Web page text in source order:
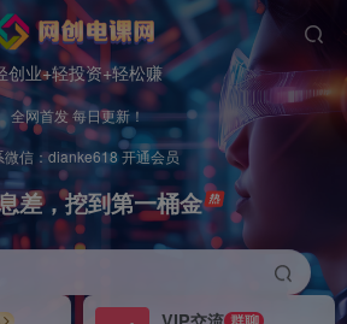
创业+轻投资+轻松赚
全网首发 每日更新！
微信：dianke618 开通会员
差，挖到第一桶金